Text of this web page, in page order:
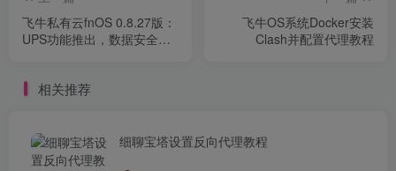
飞牛私有云fnOS 0.8.27版：
UPS功能推出，数据安全无
飞牛OS系统Docker安装
Clash并配置代理教程
相关推荐
细聊宝塔设置反向代理教程